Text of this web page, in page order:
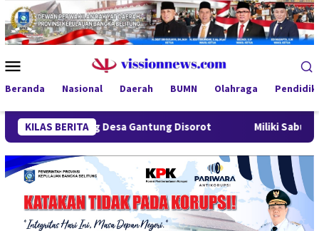
Loncat
ke
konten
Mobile
Beranda Nasional Daerah BUMN Olahraga
KILAS BERITA
Desa Gantung Disorot Miliki Sabu 50 Gram, IRT di